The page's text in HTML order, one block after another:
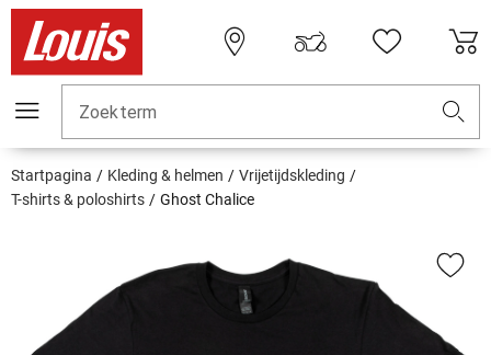
Zoekterm
Startpagina Kleding & helmen
Vrijetijdskleding
T-shirts & poloshirts
Ghost Chalice